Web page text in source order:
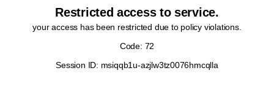
Restricted access to service.
your access has been restricted due to policy violations.
Code: 72
Session ID: msiqqb1u-azjlw3tz0076hmcqlla